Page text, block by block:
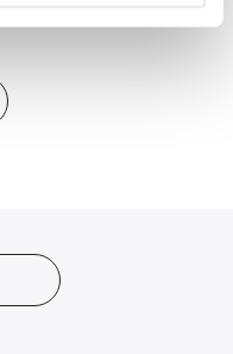
och annonserna
att du tycker om. Det
trafik och göra